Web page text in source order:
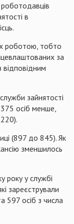
в
роботою, тобто
за
відповідним
зайнятості
осіб менше,
(897 до 845). Як
зменшилось
року у службі
зареєстрували
597 осіб з числа